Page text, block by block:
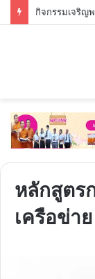
หลักสูตร
เครือข่าย